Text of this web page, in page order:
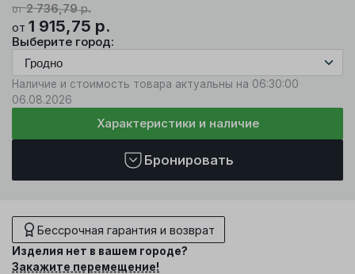
от2 736,79р.
от 1 915,75 р.
Выберите город:
Наличие и стоимость товара актуальны на 06:30:00
06.08.2026
Характеристики и наличие
Бронировать
Бессрочная гарантия и возврат
Изделия нет в вашем городе?
Закажите перемещение!